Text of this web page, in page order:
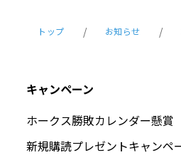
トップ お知らせ
キャンペーン
ホークス勝敗カレンダー懸賞
新規購読プレゼントキャンペ